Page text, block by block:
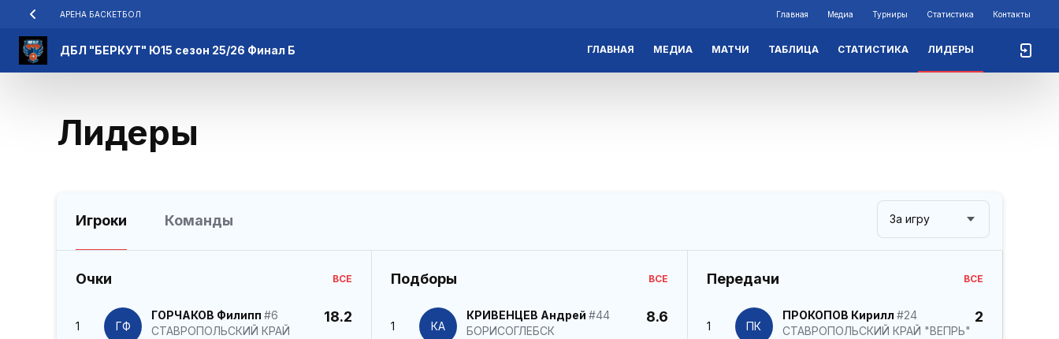
АРЕНА БАСКЕТБОЛ Главная Медиа Турниры Статистика Контакты
ДБЛ "БЕРКУТ" Ю15 сезон 25/26 Финал Б ГЛАВНАЯ МЕДИА МАТЧИ ТАБЛИЦА СТАТИСТИКА ЛИДЕРЫ
Лидеры
Игроки Команды За игру
Очки ВСЕ
1 ГФ
ГОРЧАКОВ Филипп #6
СТАВРОПОЛЬСКИЙ КРАЙ
18.2
Подборы ВСЕ
1 КА
КРИВЕНЦЕВ Андрей#44
БОРИСОГЛЕБСК
8.6
Передачи ВСЕ
1 ПК
ПРОКОПОВ Кирилл #24
СТАВРОПОЛЬСКИЙ КРАЙ "ВЕПРЬ"
2